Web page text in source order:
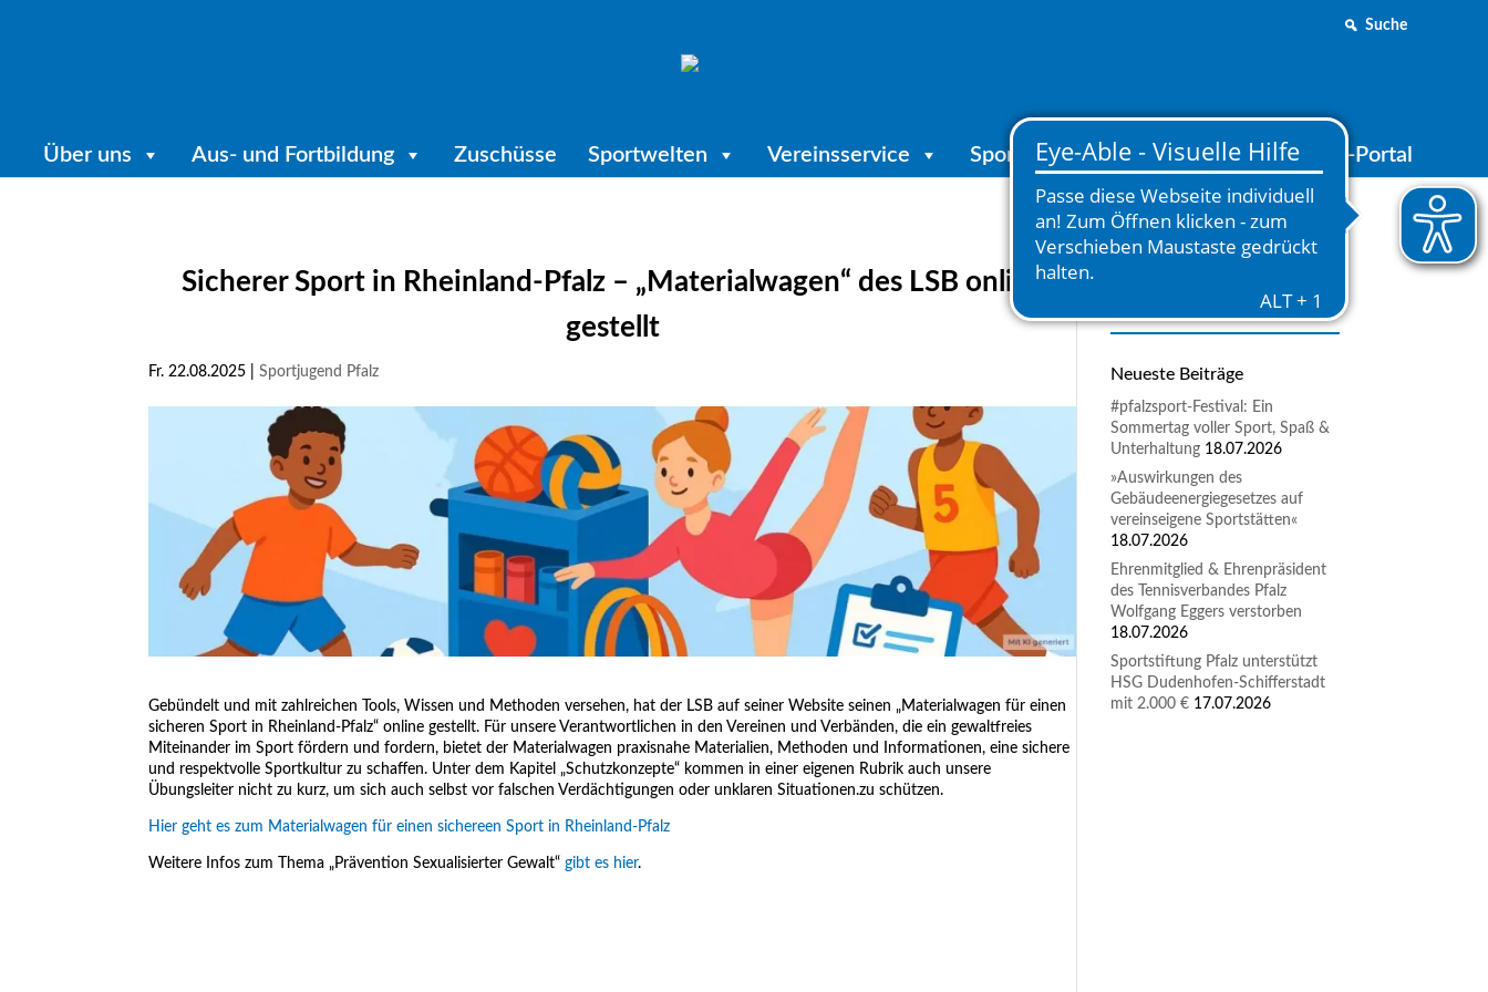
Suche
Über uns Aus- und Fortbildung Zuschüsse Sportwelten Vereinsservice Sportjugend Medien Online-Portal
Sicherer Sport in Rheinland-Pfalz – „Materialwagen“ des LSB online
gestellt
Fr. 22.08.2025 |Sportjugend Pfalz
Gebündelt und mit zahlreichen Tools, Wissen und Methoden versehen, hat der LSB auf seiner Website seinen „Materialwagen für einen
sicheren Sport in Rheinland-Pfalz“ online gestellt. Für unsere Verantwortlichen in den Vereinen und Verbänden, die ein gewaltfreies
Miteinander im Sport fördern und fordern, bietet der Materialwagen praxisnahe Materialien, Methoden und Informationen, eine sichere
und respektvolle Sportkultur zu schaffen. Unter dem Kapitel „Schutzkonzepte“ kommen in einer eigenen Rubrik auch unsere
Übungsleiter nicht zu kurz, um sich auch selbst vor falschen Verdächtigungen oder unklaren Situationen.zu schützen.
Hier geht es zum Materialwagen für einen sichereen Sport in Rheinland-Pfalz
Weitere Infos zum Thema „Prävention Sexualisierter Gewalt“gibt es hier.
Neueste Beiträge
#pfalzsport-Festival: Ein
Sommertag voller Sport, Spaß &
Unterhaltung 18.07.2026
»Auswirkungen des
Gebäudeenergiegesetzes auf
vereinseigene Sportstätten«
18.07.2026
Ehrenmitglied & Ehrenpräsident
des Tennisverbandes Pfalz
Wolfgang Eggers verstorben
18.07.2026
Sportstiftung Pfalz unterstützt
HSG Dudenhofen-Schifferstadt
mit 2.000 € 17.07.2026